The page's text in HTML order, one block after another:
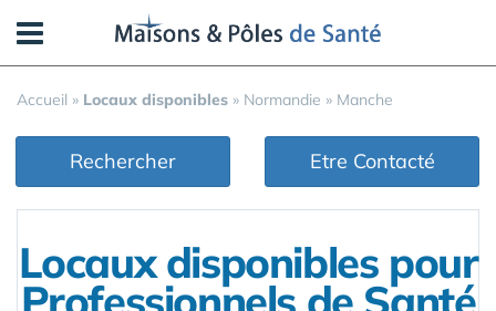
Accueil » Locaux disponibles » Normandie » Manche
Rechercher Etre Contacté
Locaux disponibles pour
Panneau de gestion des cookies